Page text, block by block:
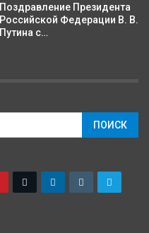
Поздравление Президента
Российской Федерации В. В.
Путина с…